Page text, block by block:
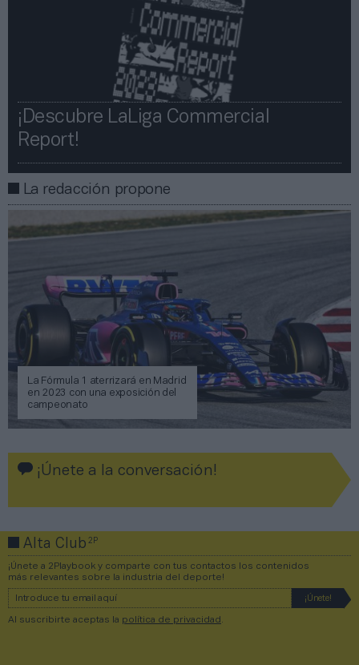
¡Descubre LaLiga Commercial
Report!​​
La redacción propone
La Fórmula 1 aterrizará en Madrid
en 2023 con una exposición del
campeonato
¡Únete a la conversación!
Alta Club2P
¡Únete a 2Playbook y comparte con tus contactos los contenidos
más relevantes sobre la industria del deporte!
Al suscribirte aceptas la política de privacidad